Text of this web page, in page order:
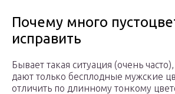
Почему много
исправить
Бывает такая ситуация (очень
дают только бесплодные мужские
отличить по длинному тонкому